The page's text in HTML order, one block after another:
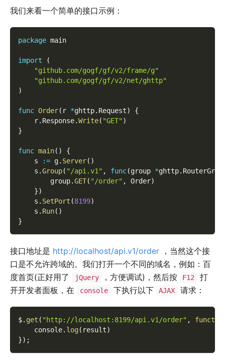
我们来看一个简单的接口示例：
package main
import
(
"github.com/gogf/gf/v2/frame/g"
"github.com/gogf/gf/v2/net/ghttp"
)
func Order( r *ghttp. Request)
{
    r
. Response.Write( "GET")
}
func main( )
{
    s
:= g. Server( )
    s
.Group( "/api.v1" , func(group *ghttp.
        group
.GET( "/order" , Order)
})
    s
. SetPort (8199)
    s
. Run( )
}
接口地址是 http://localhost/api.v1/order ，当然这个接
口是不允许跨域的。我们打开一个不同的域名，例如：百
度首页(正好用了
jQuery ，方便调试)，然后按 F12
打
开开发者面板，在
console 下执行以下 AJAX 请求：
$. get ( "http://localhost:8199/api.v1/order" ,
    console
. log( result)
}) ;